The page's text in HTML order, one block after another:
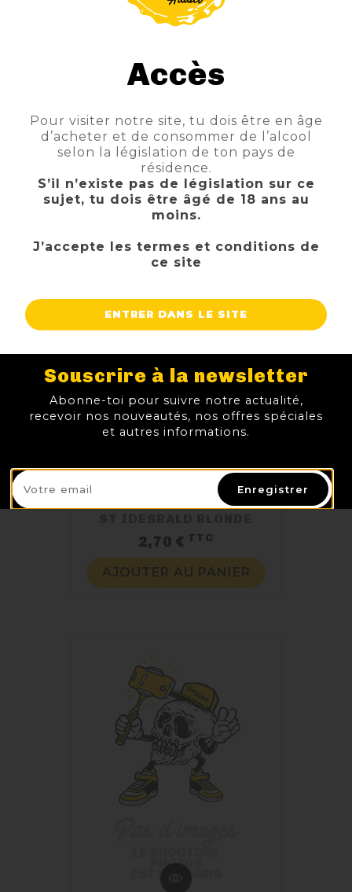
CHIMAY BLEUE GRANDE RESERVE
21,90 €TTCPrix
AJOUTER AU PANIER
2,70 € TTC
AJOUTER AU PANIER
Accès
Pour visiter notre site, tu dois être en âge
d’acheter et de consommer de l’alcool
selon la législation de ton pays de
résidence.
S’il n’existe pas de législation sur ce
sujet, tu dois être âgé de 18 ans au
moins.
J’accepte les termes et conditions de
ce site
ENTRER DANS LE SITE
Souscrire à la newsletter
Abonne-toi pour suivre notre actualité,
recevoir nos nouveautés, nos offres spéciales
et autres informations.
Enregistrer